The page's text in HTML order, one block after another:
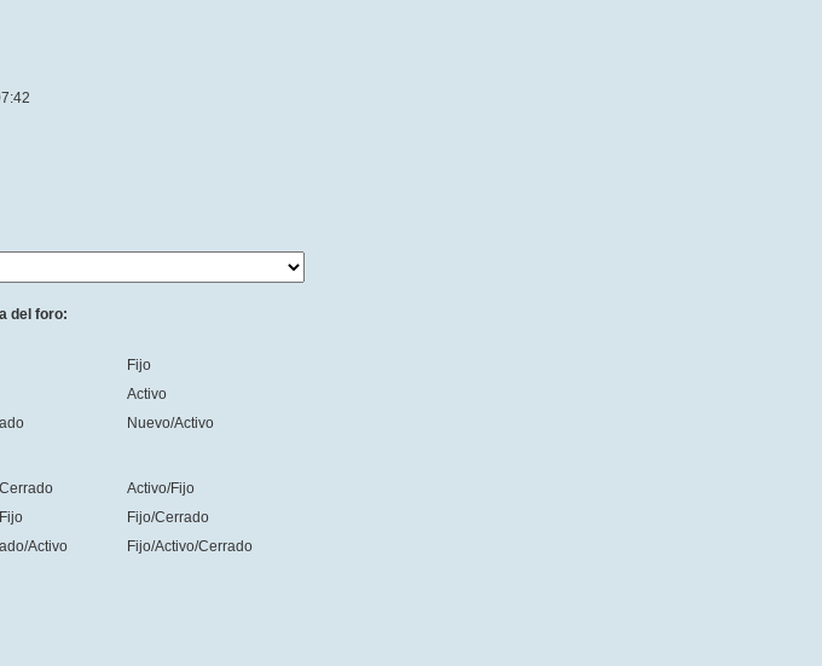
del foro:
Fijo
Activo
Nuevo/Activo
Activo
Activo/Fijo
Fijo/Cerrado
Fijo/Activo/Cerrado